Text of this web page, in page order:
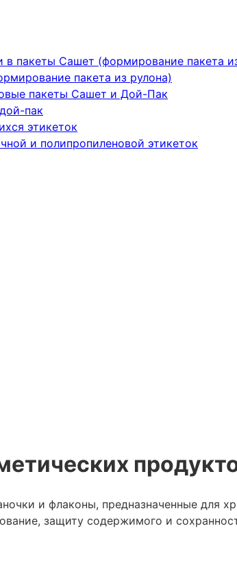
пакеты Сашет (формирование пакета
пакета из рулона)
пакеты Сашет и Дой-Пак
пак
этикеток
и полипропиленовой этикеток
и флаконы, предназначенные для
защиту содержимого и